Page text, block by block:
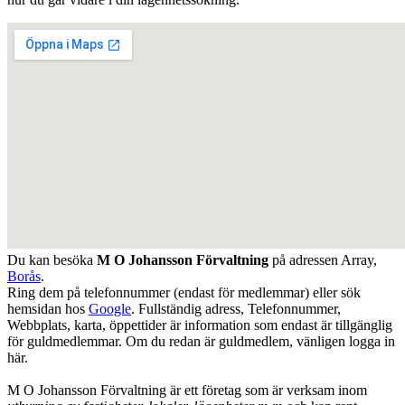
Du kan besöka M O Johansson Förvaltning på adressen Array,
Borås.
Ring dem på telefonnummer (endast för medlemmar) eller sök
hemsidan hos Google. Fullständig adress, Telefonnummer,
Webbplats, karta, öppettider är information som endast är tillgänglig
för guldmedlemmar. Om du redan är guldmedlem, vänligen logga in
här.
M O Johansson Förvaltning är ett företag som är verksam inom